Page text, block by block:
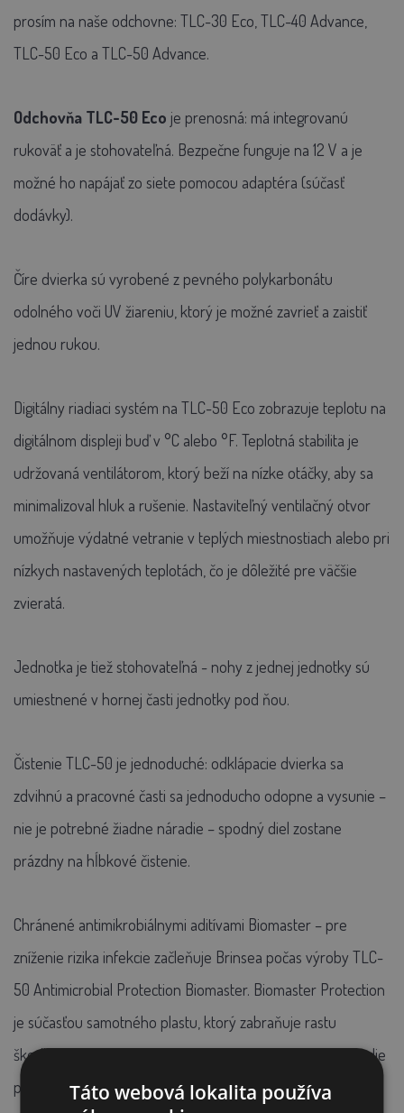
prosím na naše odchovne: TLC-30 Eco, TLC-40 Advance,
TLC-50 Eco a TLC-50 Advance.
Odchovňa TLC-50 Eco je prenosná: má integrovanú
rukoväť a je stohovateľná. Bezpečne funguje na 12 V a je
možné ho napájať zo siete pomocou adaptéra (súčasť
dodávky).
Číre dvierka sú vyrobené z pevného polykarbonátu
odolného voči UV žiareniu, ktorý je možné zavrieť a zaistiť
jednou rukou.
Digitálny riadiaci systém na TLC-50 Eco zobrazuje teplotu na
digitálnom displeji buď v °C alebo °F. Teplotná stabilita je
udržovaná ventilátorom, ktorý beží na nízke otáčky, aby sa
minimalizoval hluk a rušenie. Nastaviteľný ventilačný otvor
umožňuje výdatné vetranie v teplých miestnostiach alebo pri
nízkych nastavených teplotách, čo je dôležité pre väčšie
zvieratá.
Jednotka je tiež stohovateľná - nohy z jednej jednotky sú
umiestnené v hornej časti jednotky pod ňou.
Čistenie TLC-50 je jednoduché: odklápacie dvierka sa
zdvihnú a pracovné časti sa jednoducho odopne a vysunie –
nie je potrebné žiadne náradie – spodný diel zostane
prázdny na hĺbkové čistenie.
Chránené antimikrobiálnymi aditívami Biomaster – pre
zníženie rizika infekcie začleňuje Brinsea počas výroby TLC-
50 Antimicrobial Protection Biomaster. Biomaster Protection
je súčasťou samotného plastu, ktorý zabraňuje rastu
škodlivých baktérií a pomáha tak zaistiť optimálne prostredie
pre mláďatá. Preukázateľne rýchlo znižuje rast baktérií až o
Táto webová lokalita používa